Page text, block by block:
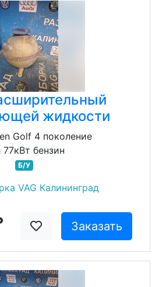
жидкости
Golf 4 поколение
77кВт бензин
Б/У
VAG Калининград
Заказать